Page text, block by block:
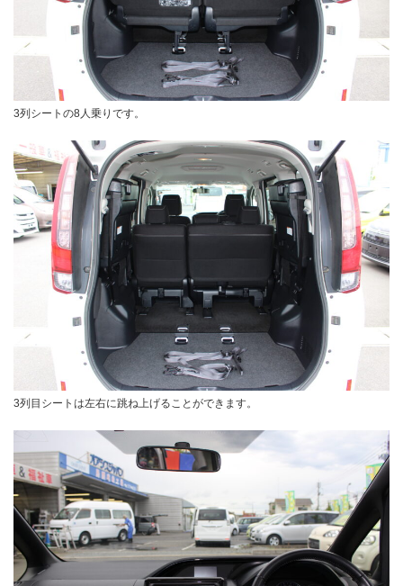
3列シートの8人乗りです。
3列目シートは左右に跳ね上げることができます。